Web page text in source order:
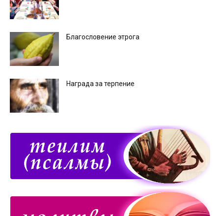
Благословение этрога
Награда за терпение